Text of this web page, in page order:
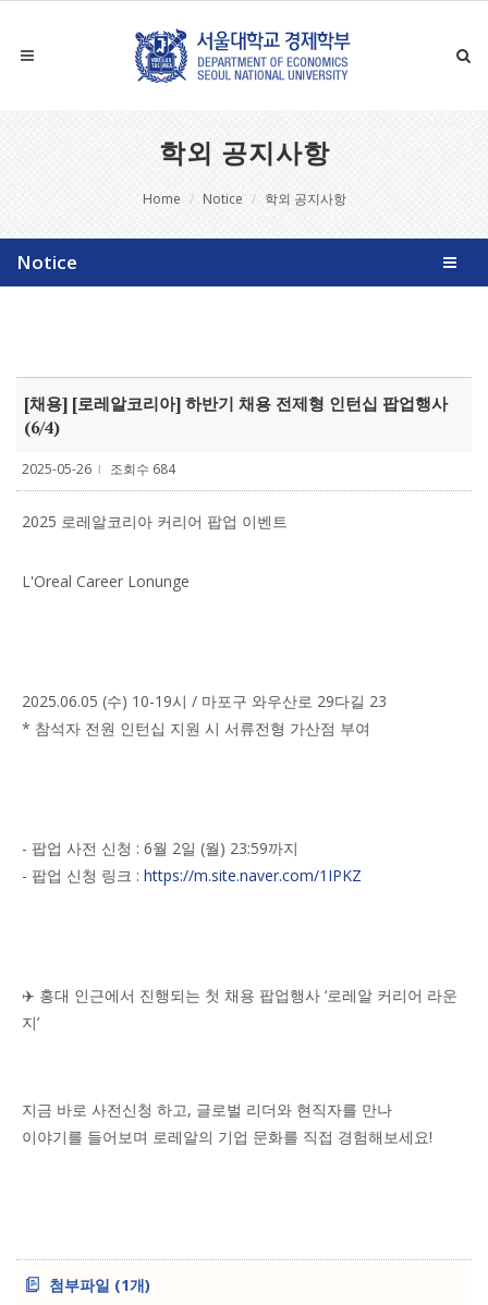
학외 공지사항
Home Notice 학외 공지사항
Notice
[채용] [로레알코리아] 하반기 채용 전제형 인턴십 팝업행사
(6/4)
2025-05-26 l 조회수 684
2025 로레알코리아 커리어 팝업 이벤트
L'Oreal Career Lonunge
2025.06.05 (수) 10-19시 / 마포구 와우산로 29다길 23
* 참석자 전원 인턴십 지원 시 서류전형 가산점 부여
- 팝업 사전 신청 : 6월 2일 (월) 23:59까지
- 팝업 신청 링크 : https://m.site.naver.com/1IPKZ
✈️ 홍대 인근에서 진행되는 첫 채용 팝업행사 ‘로레알 커리어 라운
지’
지금 바로 사전신청 하고, 글로벌 리더와 현직자를 만나
이야기를 들어보며 로레알의 기업 문화를 직접 경험해보세요!
첨부파일 (1개)